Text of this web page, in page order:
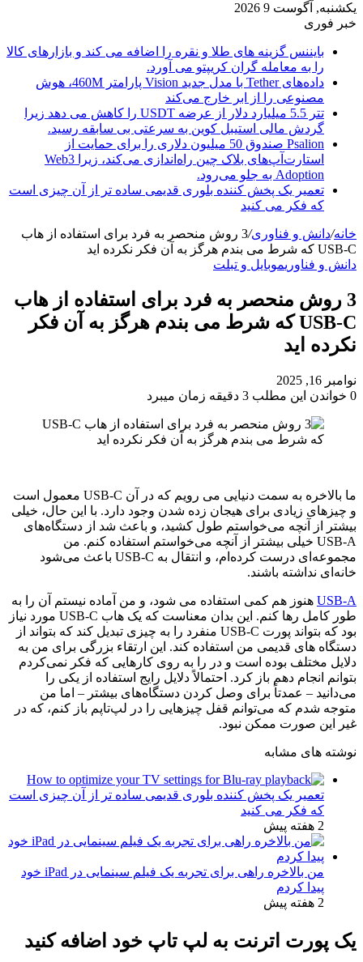
یکشنبه, آگوست 9 2026
خبر فوری
بایننس گزینه های طلا و نقره را اضافه می کند و بازارهای کالا
را به معامله گران کریپتو می آورد.
داده‌های Tether با مدل جدید Vision پارامتر 460M، هوش
مصنوعی را از ابر خارج می‌کند
تتر 5.5 میلیارد دلار از عرضه USDT را کاهش می دهد زیرا
گردش مالی استیبل کوین به سرعتی بی سابقه رسید.
Psalion صندوق 50 میلیون دلاری را برای حمایت از
استارت‌آپ‌های بلاک چین راه‌اندازی می‌کند، زیرا Web3
Adoption به جلو می‌رود.
تعمیر یک پخش کننده بلوری قدیمی ساده تر از آن چیزی است
که فکر می کنید
خانه/دانش و فناوری/
3 روش منحصر به فرد برای استفاده از هاب
USB-C که شرط می بندم هرگز به آن فکر نکرده اید
دانش و فناوریموبایل و تبلت
3 روش منحصر به فرد برای استفاده از هاب
USB-C که شرط می بندم هرگز به آن فکر
نکرده اید
نوامبر 16, 2025
0 خواندن این مطلب 3 دقیقه زمان میبرد
ما بالاخره به سمت دنیایی می رویم که در آن USB-C معمول است
و چیزهای زیادی برای هیجان زده شدن وجود دارد. با این حال، خیلی
بیشتر از آنچه می‌خواستم طول کشید، و باعث شد از دستگاه‌های
USB-A خیلی بیشتر از آنچه می‌خواستم استفاده کنم. من
مجموعه‌ای درست کرده‌ام، و انتقال به USB-C باعث می‌شود
خانه‌ای نداشته باشند.
USB-A هنوز هم کمی استفاده می شود، و من آماده نیستم آن را به
طور کامل رها کنم. این بدان معناست که یک هاب USB-C مورد نیاز
بود که بتواند پورت USB-C منفرد را به چیزی تبدیل کند که بتواند از
دستگاه های قدیمی من استفاده کند. این ارتقاء بزرگی برای من به
دلایل مختلف بوده است و در را به روی کارهایی که فکر نمی‌کردم
بتوانم انجام دهم باز کرد. احتمالاً دلایل رایج استفاده از یکی را
می‌دانید – عمدتاً برای وصل کردن دستگاه‌های بیشتر – اما من
متوجه شدم که می‌توانم قفل چیزهایی را در لپ‌تاپم باز کنم، که در
غیر این صورت ممکن نبود.
نوشته های مشابه
تعمیر یک پخش کننده بلوری قدیمی ساده تر از آن چیزی است
که فکر می کنید
2 هفته پیش
من بالاخره راهی برای تجربه یک فیلم سینمایی در iPad خود
پیدا کردم
2 هفته پیش
یک پورت اترنت به لپ تاپ خود اضافه کنید